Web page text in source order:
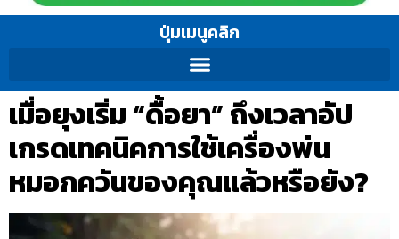
ปุ่มเมนูคลิก
เมื่อยุงเริ่ม “ดื้อยา” ถึงเวลาอัป
เกรดเทคนิคการใช้เครื่องพ่น
หมอกควันของคุณแล้วหรือยัง?